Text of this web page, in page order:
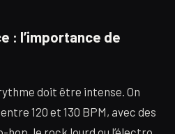
: l’importance de
doit être intense. On
120 et 130 BPM, avec des